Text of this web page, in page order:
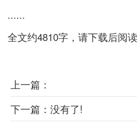
......
全文约4810字，请下载后阅读
上一篇：
下一篇： 没有了!